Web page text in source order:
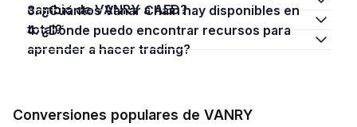
cambio de VANRY a AED?
3. ¿Cuántos Vanar Chain hay disponibles en
total?
4. ¿Dónde puedo encontrar recursos para
aprender a hacer trading?
Conversiones populares de VANRY